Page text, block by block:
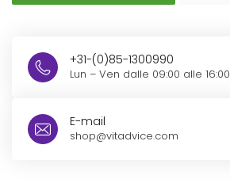
+31-(0)85-1300990
Lun – Ven dalle 09:00 alle 16:00
E-mail
shop@vitadvice.com